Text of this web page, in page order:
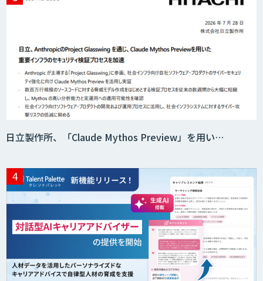
日立製作所、「Claude Mythos Preview」を用い…